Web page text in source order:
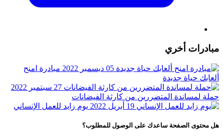
مبادرات أخري
05 ديسمبر 2022
مبادرة امنح
ألعابك حياة جديدة
27 سبتمبر 2022
حملة لمساندة المتضررين من كارثة الفيضانات
19 أبريل 2022
يوم زايد للعمل الإنساني
هل محتوى الصفحة ساعدك على الوصول للمطلوب؟